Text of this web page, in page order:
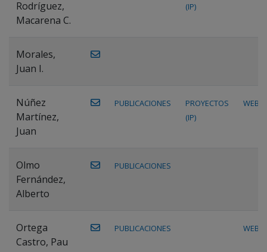
Rodríguez,
Macarena C.
(IP)
Morales,
Juan I.
Núñez
Martínez,
Juan
PUBLICACIONES
PROYECTOS
(IP)
WEB
Olmo
Fernández,
Alberto
PUBLICACIONES
Ortega
Castro, Pau
PUBLICACIONES WEB